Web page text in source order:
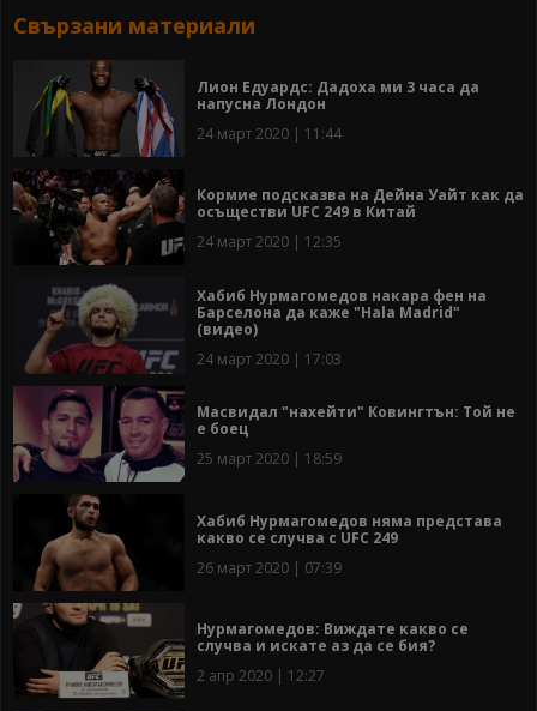
Свързани материали
Лион Едуардс: Дадоха ми 3 часа да
напусна Лондон
24 март 2020 | 11:44
Кормие подсказва на Дейна Уайт как да
осъществи UFC 249 в Китай
24 март 2020 | 12:35
Хабиб Нурмагомедов накара фен на
Барселона да каже "Hala Madrid"
(видео)
24 март 2020 | 17:03
Масвидал "нахейти" Ковингтън: Той не
е боец
25 март 2020 | 18:59
Хабиб Нурмагомедов няма представа
какво се случва с UFC 249
26 март 2020 | 07:39
Нурмагомедов: Виждате какво се
случва и искате аз да се бия?
2 апр 2020 | 12:27